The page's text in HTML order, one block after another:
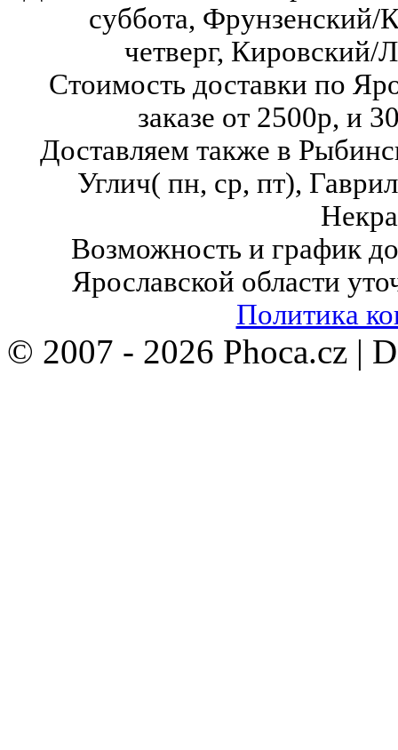
суббота, Фрунзенский/
четверг, Кировский/
Стоимость доставки по
заказе от 2500р, и
Доставляем также в
Углич( пн, ср, пт),
Возможность и график
Ярославской области
Политика
© 2007 - 2026 Phoca.cz |